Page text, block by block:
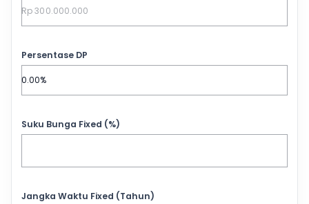
Persentase DP
Suku Bunga Fixed (%)
Jangka Waktu Fixed (Tahun)